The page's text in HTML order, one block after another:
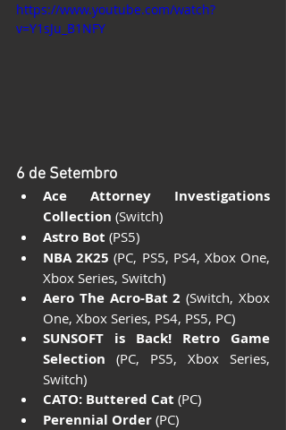
https://www.youtube.com/watch?
v=Y1sJu_B1NFY
6 de Setembro
Ace Attorney Investigations
Collection (Switch)
Astro Bot (PS5)
NBA 2K25 (PC, PS5, PS4, Xbox One,
Xbox Series, Switch)
Aero The Acro-Bat 2 (Switch, Xbox
One, Xbox Series, PS4, PS5, PC)
SUNSOFT is Back! Retro Game
Selection (PC, PS5, Xbox Series,
Switch)
CATO: Buttered Cat (PC)
Perennial Order (PC)